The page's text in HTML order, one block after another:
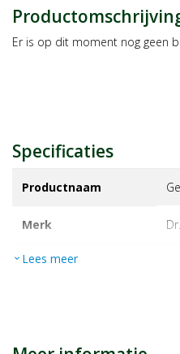
Er is op dit moment nog geen
Specificaties
Productnaam
Merk
EAN
expand_more Lees meer